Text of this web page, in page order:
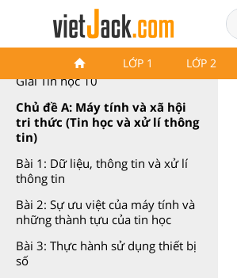
LỚP 1 LỚP 2
Tin học 10 Cánh diều
Giải Tin học 10
Chủ đề A: Máy tính và xã hội
tri thức (Tin học và xử lí thông
tin)
Bài 1: Dữ liệu, thông tin và xử lí
thông tin
Bài 2: Sự ưu việt của máy tính và
những thành tựu của tin học
Bài 3: Thực hành sử dụng thiết bị
số